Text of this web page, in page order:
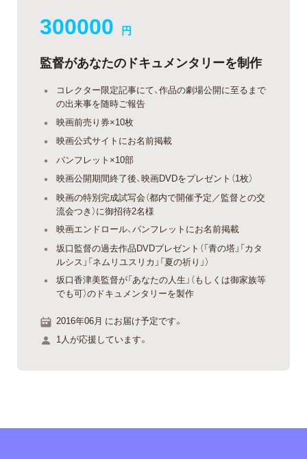
300000 円
監督があなたのドキュメンタリーを制作
コレクター限定記事にて、作品の劇場公開に至るまで
の出来事を随時ご報告
映画前売り券×10枚
映画公式サイトにお名前掲載
パンフレット×10部
映画公開期間終了後、映画DVDをプレゼント（1枚）
映画の特別完成試写会（都内で開催予定／監督との交
流会つき）に御招待2名様
映画エンドロール、パンフレットにお名前掲載
坂口監督の過去作品DVDプレゼント（「青の塔」「カタ
ルシス」「ネムリユスリカ」「夏の祈り」）
坂口香津美監督が「あなたの人生」（もしくは御家族等
でも可）のドキュメンタリーを製作
2016年06月 にお届け予定です。
1人が応援しています。